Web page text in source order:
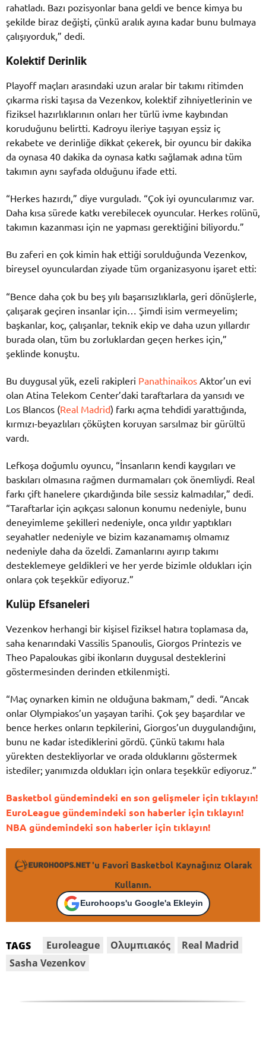
rahatladı. Bazı pozisyonlar bana geldi ve bence kimya bu
şekilde biraz değişti, çünkü aralık ayına kadar bunu bulmaya
çalışıyorduk,” dedi.
Kolektif Derinlik
Playoff maçları arasındaki uzun aralar bir takımı ritimden
çıkarma riski taşısa da Vezenkov, kolektif zihniyetlerinin ve
fiziksel hazırlıklarının onları her türlü ivme kaybından
koruduğunu belirtti. Kadroyu ileriye taşıyan eşsiz iç
rekabete ve derinliğe dikkat çekerek, bir oyuncu bir dakika
da oynasa 40 dakika da oynasa katkı sağlamak adına tüm
takımın aynı sayfada olduğunu ifade etti.
“Herkes hazırdı,” diye vurguladı. “Çok iyi oyuncularımız var.
Daha kısa sürede katkı verebilecek oyuncular. Herkes rolünü,
takımın kazanması için ne yapması gerektiğini biliyordu.”
Bu zaferi en çok kimin hak ettiği sorulduğunda Vezenkov,
bireysel oyunculardan ziyade tüm organizasyonu işaret etti:
“Bence daha çok bu beş yılı başarısızlıklarla, geri dönüşlerle,
çalışarak geçiren insanlar için… Şimdi isim vermeyelim;
başkanlar, koç, çalışanlar, teknik ekip ve daha uzun yıllardır
burada olan, tüm bu zorluklardan geçen herkes için,”
şeklinde konuştu.
Bu duygusal yük, ezeli rakipleri Panathinaikos Aktor’un evi
olan Atina Telekom Center’daki taraftarlara da yansıdı ve
Los Blancos (Real Madrid) farkı açma tehdidi yarattığında,
kırmızı-beyazlıları çöküşten koruyan sarsılmaz bir gürültü
vardı.
Lefkoşa doğumlu oyuncu, “İnsanların kendi kaygıları ve
baskıları olmasına rağmen durmamaları çok önemliydi. Real
farkı çift hanelere çıkardığında bile sessiz kalmadılar,” dedi.
“Taraftarlar için açıkçası salonun konumu nedeniyle, bunu
deneyimleme şekilleri nedeniyle, onca yıldır yaptıkları
seyahatler nedeniyle ve bizim kazanamamış olmamız
nedeniyle daha da özeldi. Zamanlarını ayırıp takımı
desteklemeye geldikleri ve her yerde bizimle oldukları için
onlara çok teşekkür ediyoruz.”
Kulüp Efsaneleri
Vezenkov herhangi bir kişisel fiziksel hatıra toplamasa da,
saha kenarındaki Vassilis Spanoulis, Giorgos Printezis ve
Theo Papaloukas gibi ikonların duygusal desteklerini
göstermesinden derinden etkilenmişti.
“Maç oynarken kimin ne olduğuna bakmam,” dedi. “Ancak
onlar Olympiakos’un yaşayan tarihi. Çok şey başardılar ve
bence herkes onların tepkilerini, Giorgos’un duygulandığını,
bunu ne kadar istediklerini gördü. Çünkü takımı hala
yürekten destekliyorlar ve orada olduklarını göstermek
istediler; yanımızda oldukları için onlara teşekkür ediyoruz.”
Basketbol gündemindeki en son gelişmeler için tıklayın!
EuroLeague gündemindeki son haberler için tıklayın!
NBA gündemindeki son haberler için tıklayın!
'u Favori Basketbol Kaynağınız Olarak
Kullanın.
Eurohoops'u Google'a Ekleyin
TAGS Euroleague Oλυμπιακός
Real Madrid
Sasha Vezenkov